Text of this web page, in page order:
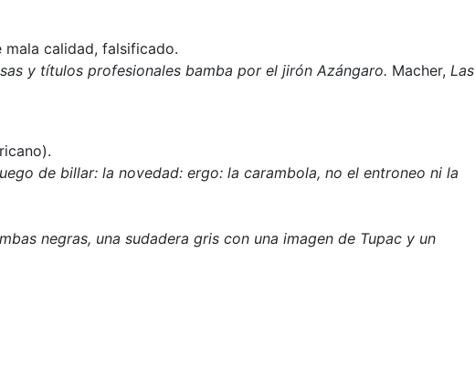
mala calidad, falsificado.
y títulos profesionales bamba por el jirón Azángaro. Macher, Las
de billar: la novedad: ergo: la carambola, no el entroneo ni la
negras, una sudadera gris con una imagen de Tupac y un